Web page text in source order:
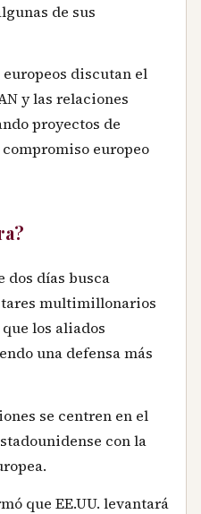
de sus
europeos discutan el
y las relaciones
proyectos de
europeo
dos días busca
multimillonarios
los aliados
una defensa más
se centren en el
con la
que EE.UU. levantará